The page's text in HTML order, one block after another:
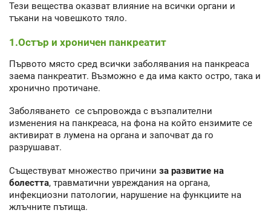
Тези вещества оказват влияние на всички органи и
тъкани на човешкото тяло.
1.Остър и хроничен панкреатит
Първото място сред всички заболявания на панкреаса
заема панкреатит. Възможно е да има както остро, така и
хронично протичане.
Заболяването се съпровожда с възпалителни
изменения на панкреаса, на фона на който ензимите се
активират в лумена на органа и започват да го
разрушават.
Съществуват множество причини за развитие на
болестта, травматични увреждания на органа,
инфекциозни патологии, нарушение на функциите на
жлъчните пътища.